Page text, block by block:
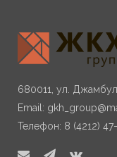
680011, ул.
Email:
Телефон: 8 (4212)